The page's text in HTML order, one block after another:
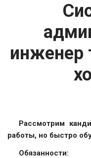
инженер
Рассмотрим
работы, но быстро
Обязанности: